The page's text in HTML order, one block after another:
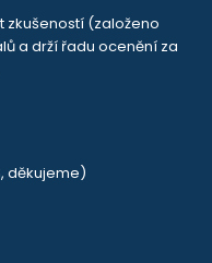
zkušeností (založeno
a drží řadu ocenění za
děkujeme)